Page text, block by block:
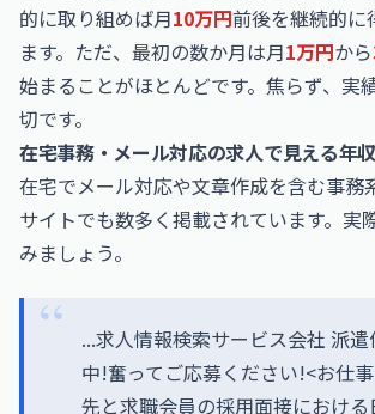
的に取り組めば月10万円前後を継続的に
ます。ただ、最初の数か月は月1万円から
始まることがほとんどです。焦らず、実
切です。
在宅事務・メール対応の求人で見える年
在宅でメール対応や文章作成を含む事務
サイトでも数多く掲載されています。実
みましょう。
...求人情報検索サービス会社 派
中!奮ってご応募ください!<お仕
先と求職会員の採用面接におけ